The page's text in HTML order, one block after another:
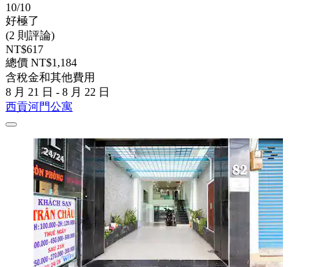
10/10
好極了
(2 則評論)
NT$617
總價 NT$1,184
含稅金和其他費用
8 月 21 日 - 8 月 22 日
西貢河門公寓